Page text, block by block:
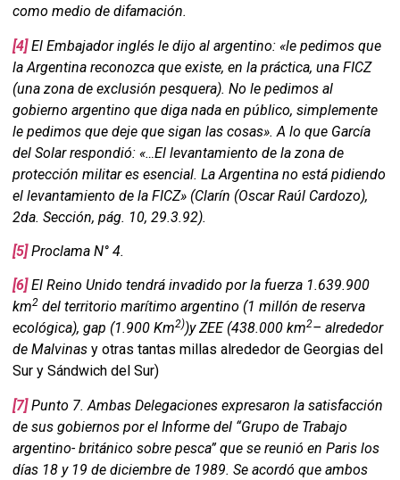
como medio de difamación.
[4]El Embajador inglés le dijo al argentino: «le pedimos que
la Argentina reconozca que existe, en la práctica, una FICZ
(una zona de exclusión pesquera). No le pedimos al
gobierno argentino que diga nada en público, simplemente
le pedimos que deje que sigan las cosas». A lo que García
del Solar respondió: «…El levantamiento de la zona de
protección militar es esencial. La Argentina no está pidiendo
el levantamiento de la FICZ» (Clarín (Oscar Raúl Cardozo),
2da. Sección, pág. 10, 29.3.92).
[5] Proclama N° 4.
[6]El Reino Unido tendrá invadido por la fuerza 1.639.900
km2 del territorio marítimo argentino (1 millón de reserva
ecológica), gap (1.900 Km2))y ZEE (438.000 km2– alrededor
de Malvinas y otras tantas millas alrededor de Georgias del
Sur y Sándwich del Sur)
[7]Punto 7. Ambas Delegaciones expresaron la satisfacción
de sus gobiernos por el Informe del “Grupo de Trabajo
argentino- británico sobre pesca” que se reunió en Paris los
días 18 y 19 de diciembre de 1989. Se acordó que ambos